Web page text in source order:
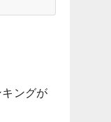
ングが